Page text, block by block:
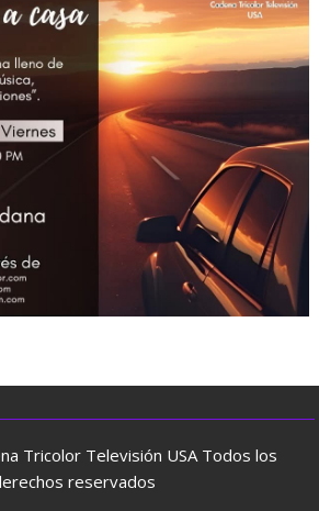
Tricolor Televisión USA Todos los
reservados